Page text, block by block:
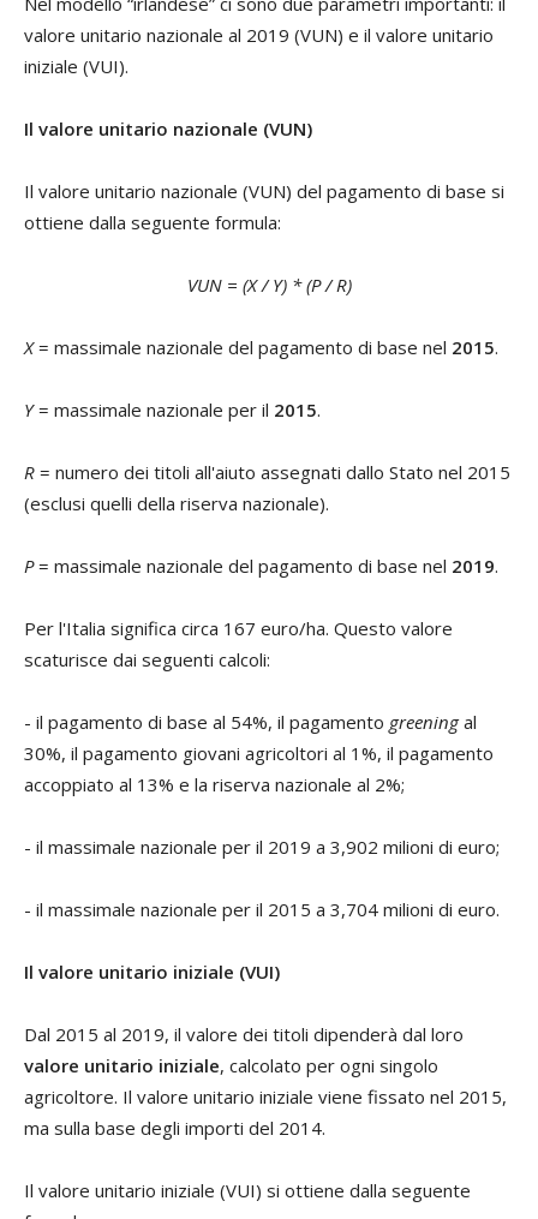
valore unitario nazionale al 2019 (VUN) e il valore unitario
iniziale (VUI).
Il valore unitario nazionale (VUN)
Il valore unitario nazionale (VUN) del pagamento di base si
ottiene dalla seguente formula:
VUN = (X / Y) * (P / R)
X= massimale nazionale del pagamento di base nel 2015.
Y= massimale nazionale per il 2015.
R = numero dei titoli all'aiuto assegnati dallo Stato nel 2015
(esclusi quelli della riserva nazionale).
P= massimale nazionale del pagamento di base nel 2019.
Per l'Italia significa circa 167 euro/ha. Questo valore
scaturisce dai seguenti calcoli:
- il pagamento di base al 54%, il pagamento greeningal
30%, il pagamento giovani agricoltori al 1%, il pagamento
accoppiato al 13% e la riserva nazionale al 2%;
- il massimale nazionale per il 2019 a 3,902 milioni di euro;
- il massimale nazionale per il 2015 a 3,704 milioni di euro.
Il valore unitario iniziale (VUI)
Dal 2015 al 2019, il valore dei titoli dipenderà dal loro
valore unitario iniziale, calcolato per ogni singolo
agricoltore. Il valore unitario iniziale viene fissato nel 2015,
ma sulla base degli importi del 2014.
Il valore unitario iniziale (VUI) si ottiene dalla seguente